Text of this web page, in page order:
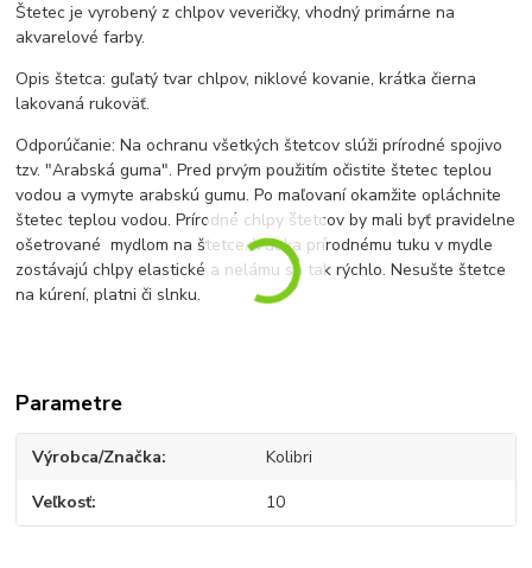
Štetec je vyrobený z chlpov veveričky, vhodný primárne na
akvarelové farby.
Opis štetca: guľatý tvar chlpov, niklové kovanie, krátka čierna
lakovaná rukoväť.
Odporúčanie: Na ochranu všetkých štetcov slúži prírodné spojivo
tzv. "Arabská guma". Pred prvým použitím očistite štetec teplou
vodou a vymyte arabskú gumu. Po maľovaní okamžite opláchnite
štetec teplou vodou. Prírodné chlpy štetcov by mali byť pravidelne
ošetrované mydlom na štetce. Vďaka prírodnému tuku v mydle
zostávajú chlpy elastické a nelámu sa tak rýchlo. Nesušte štetce
na kúrení, platni či slnku.
Parametre
Výrobca/Značka Kolibri
Veľkosť 10